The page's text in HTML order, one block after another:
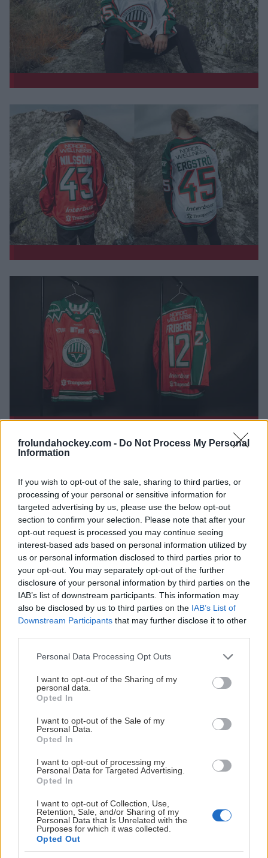
frolundahockey.com - Do Not Process My Personal
Information
If you wish to opt-out of the sale, sharing to third parties, or
processing of your personal or sensitive information for
targeted advertising by us, please use the below opt-out
section to confirm your selection. Please note that after your
opt-out request is processed you may continue seeing
interest-based ads based on personal information utilized by
us or personal information disclosed to third parties prior to
your opt-out. You may separately opt-out of the further
disclosure of your personal information by third parties on the
IAB’s list of downstream participants. This information may
also be disclosed by us to third parties on the IAB’s List of
Downstream Participants that may further disclose it to other
Please note that this website/app uses one or more Google
not limited to your visit or usage behaviour. You may click to
grant or deny consent to Google and its third-party tags to
use your data for below specified purposes in below Google
consent section.
Personal Data Processing Opt Outs
I want to opt-out of the Sharing of my
personal data.
Opted In
I want to opt-out of the Sale of my
Personal Data.
Opted In
I want to opt-out of processing my
Personal Data for Targeted Advertising.
Opted In
I want to opt-out of Collection, Use,
Retention, Sale, and/or Sharing of my
Personal Data that Is Unrelated with the
Purposes for which it was collected.
Opted Out
SÄSONGENS TEMAMATCHER ÄR SATTA
BILDBYRÅN